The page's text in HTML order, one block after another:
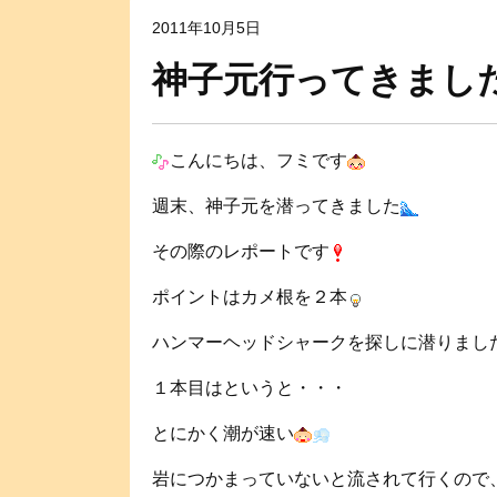
2011年10月5日
神子元行ってきまし
こんにちは、フミです
週末、神子元を潜ってきました
その際のレポートです
ポイントはカメ根を２本
ハンマーヘッドシャークを探しに潜りまし
１本目はというと・・・
とにかく潮が速い
岩につかまっていないと流されて行くので、